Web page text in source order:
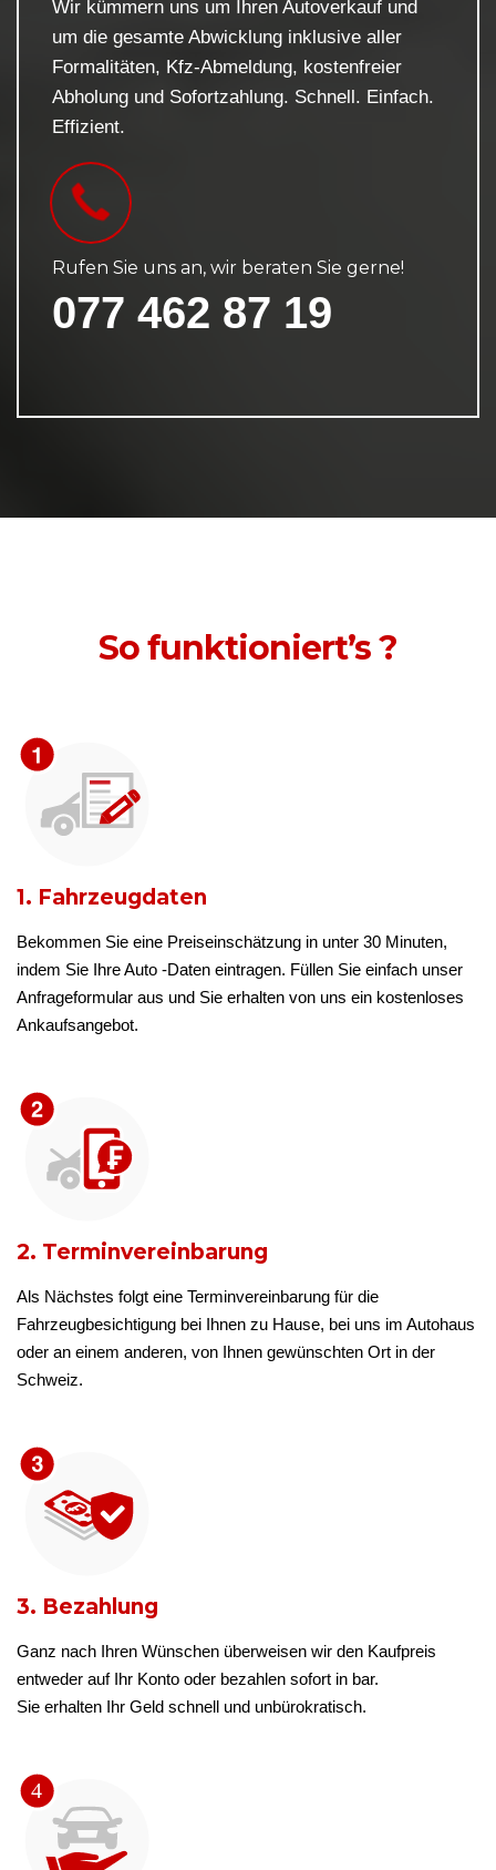
Wir kümmern uns um Ihren Autoverkauf und
um die gesamte Abwicklung inklusive aller
Formalitäten, Kfz-Abmeldung, kostenfreier
Abholung und Sofortzahlung. Schnell. Einfach.
Effizient.
Rufen Sie uns an, wir beraten Sie gerne!
077 462 87 19
So funktioniert’s ?
1. Fahrzeugdaten
Bekommen Sie eine Preiseinschätzung in unter 30 Minuten,
indem Sie Ihre Auto -Daten eintragen. Füllen Sie einfach unser
Anfrageformular aus und Sie erhalten von uns ein kostenloses
Ankaufsangebot.
2. Terminvereinbarung
Als Nächstes folgt eine Terminvereinbarung für die
Fahrzeugbesichtigung bei Ihnen zu Hause, bei uns im Autohaus
oder an einem anderen, von Ihnen gewünschten Ort in der
Schweiz.
3. Bezahlung
Ganz nach Ihren Wünschen überweisen wir den Kaufpreis
entweder auf Ihr Konto oder bezahlen sofort in bar.
Sie erhalten Ihr Geld schnell und unbürokratisch.